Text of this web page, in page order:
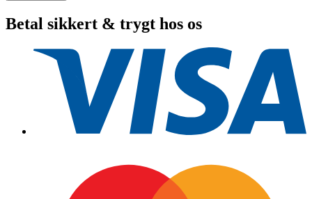
Betal sikkert & trygt hos os